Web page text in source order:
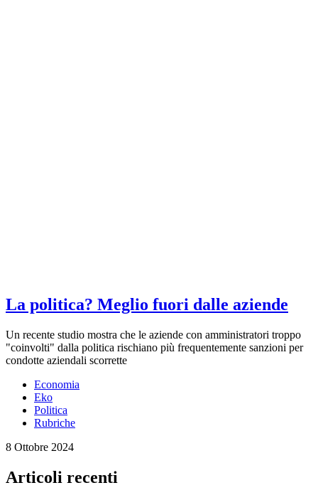
La politica? Meglio fuori dalle aziende
Un recente studio mostra che le aziende con amministratori troppo
"coinvolti" dalla politica rischiano più frequentemente sanzioni per
condotte aziendali scorrette
Economia
Eko
Politica
Rubriche
8 Ottobre 2024
Articoli recenti